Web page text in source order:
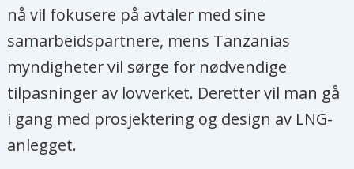
nå vil fokusere på avtaler med sine
samarbeidspartnere, mens Tanzanias
myndigheter vil sørge for nødvendige
tilpasninger av lovverket. Deretter vil man gå
i gang med prosjektering og design av LNG-
anlegget.